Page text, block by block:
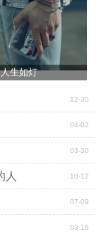
的忧郁，却还是
为一个勇敢的
向梦的彼岸的
心从未改变，从
最好的证明，一
依旧坚韧无比，
后，最大的蜕
你活成曾经讨
，站在风里的
，目光比从前更
海边与他牵手，
人生如灯
12-30
04-02
03-30
10-12
人
07-09
03-18